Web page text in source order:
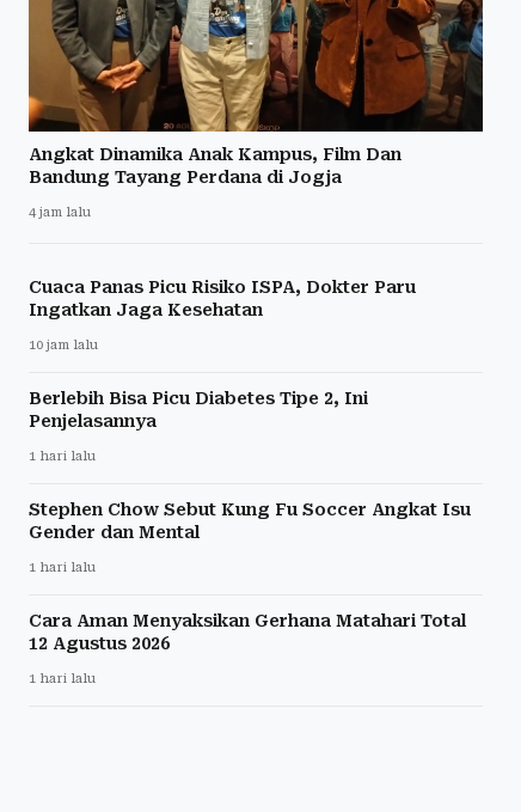
Angkat Dinamika Anak Kampus, Film Dan
Bandung Tayang Perdana di Jogja
4 jam lalu
Cuaca Panas Picu Risiko ISPA, Dokter Paru
Ingatkan Jaga Kesehatan
10 jam lalu
Berlebih Bisa Picu Diabetes Tipe 2, Ini
Penjelasannya
1 hari lalu
Stephen Chow Sebut Kung Fu Soccer Angkat Isu
Gender dan Mental
1 hari lalu
Cara Aman Menyaksikan Gerhana Matahari Total
12 Agustus 2026
1 hari lalu